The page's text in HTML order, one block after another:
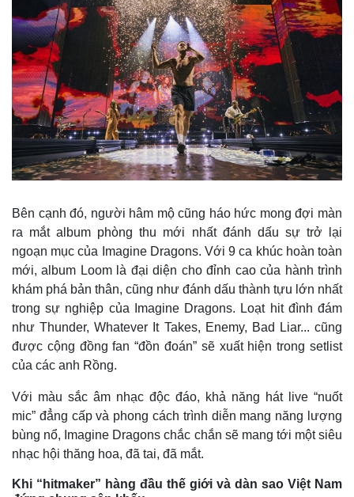
Kinh tế
Bất động sản
Khởi nghiệp
Thị trường
Giá vàng
Tiêu dùng
Tỷ giá
Chứng khoán
Bên cạnh đó, người hâm mộ cũng háo hức mong đợi màn
ra mắt album phòng thu mới nhất đánh dấu sự trở lại
ngoạn mục của Imagine Dragons. Với 9 ca khúc hoàn toàn
mới, album Loom là đại diện cho đỉnh cao của hành trình
khám phá bản thân, cũng như đánh dấu thành tựu lớn nhất
trong sự nghiệp của Imagine Dragons. Loạt hit đình đám
như Thunder, Whatever It Takes, Enemy, Bad Liar... cũng
được cộng đồng fan “đồn đoán” sẽ xuất hiện trong setlist
của các anh Rồng.
Với màu sắc âm nhạc độc đáo, khả năng hát live “nuốt
mic” đẳng cấp và phong cách trình diễn mang năng lượng
bùng nổ, Imagine Dragons chắc chắn sẽ mang tới một siêu
nhạc hội thăng hoa, đã tai, đã mắt.
Khi “hitmaker” hàng đầu thế giới và dàn sao Việt Nam